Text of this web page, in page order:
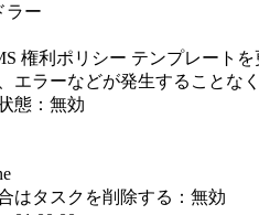
ラー
権利ポリシー テンプレート
エラーなどが発生することな
態：無効
はタスクを削除する：無効